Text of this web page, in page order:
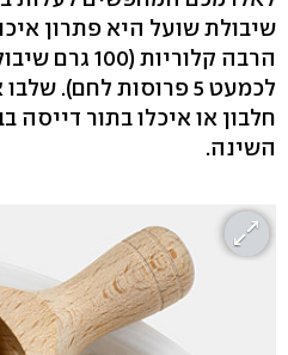
שיבולת שועל היא פתרון
הרבה קלוריות
לכמעט 5 פרוסות לחם).
חלבון או איכלו בתור דייסה
השינה.